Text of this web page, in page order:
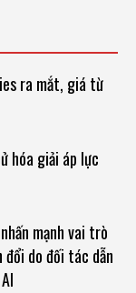
ra mắt, giá từ
hóa giải áp lực
mạnh vai trò
do đối tác dẫn